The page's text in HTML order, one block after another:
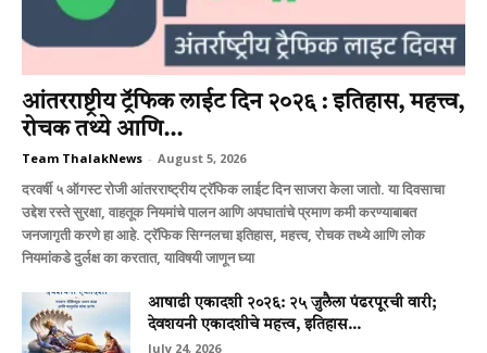
आंतरराष्ट्रीय ट्रॅफिक लाईट दिन २०२६ : इतिहास, महत्त्व,
रोचक तथ्ये आणि...
Team ThalakNews - August 5, 2026
दरवर्षी ५ ऑगस्ट रोजी आंतरराष्ट्रीय ट्रॅफिक लाईट दिन साजरा केला जातो. या दिवसाचा
उद्देश रस्ते सुरक्षा, वाहतूक नियमांचे पालन आणि अपघातांचे प्रमाण कमी करण्याबाबत
जनजागृती करणे हा आहे. ट्रॅफिक सिग्नलचा इतिहास, महत्त्व, रोचक तथ्ये आणि लोक
नियमांकडे दुर्लक्ष का करतात, याविषयी जाणून घ्या
आषाढी एकादशी २०२६: २५ जुलैला पंढरपूरची वारी;
देवशयनी एकादशीचे महत्त्व, इतिहास...
July 24, 2026